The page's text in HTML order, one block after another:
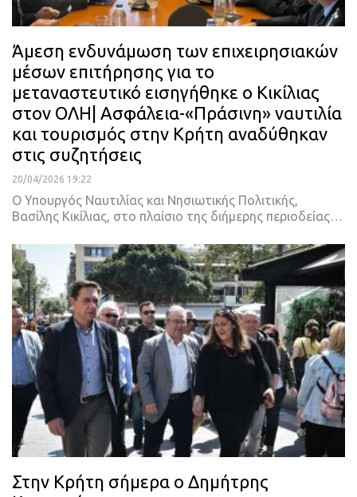
Άμεση ενδυνάμωση των επιχειρησιακών
μέσων επιτήρησης για το
μεταναστευτικό εισηγήθηκε ο Κικίλιας
στον ΟΛΗ| Ασφάλεια-«Πράσινη» ναυτιλία
και τουρισμός στην Κρήτη αναδύθηκαν
στις συζητήσεις
20/04/2026 19:22
Ο Υπουργός Ναυτιλίας και Νησιωτικής Πολιτικής,
Βασίλης Κικίλιας, στο πλαίσιο της διήμερης περιοδείας…
Στην Κρήτη σήμερα ο Δημήτρης